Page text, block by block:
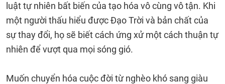
luật tự nhiên bất biến của tạo hóa vô cùng vô tận. Khi
một người thấu hiểu được Đạo Trời và bản chất của
sự thay đổi, họ sẽ biết cách ứng xử một cách thuận tự
nhiên để vượt qua mọi sóng gió.
Muốn chuyển hóa cuộc đời từ nghèo khó sang giàu